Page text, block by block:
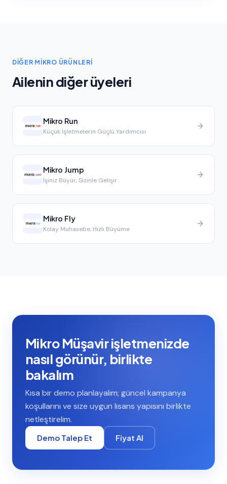
DIĞER MIKRO ÜRÜNLERI
Ailenin diğer üyeleri
Mikro Run
Küçük İşletmelerin Güçlü Yardımcısı
Mikro Jump
İşiniz Büyür, Sizinle Gelişir.
Mikro Fly
Kolay Muhasebe, Hızlı Büyüme
Mikro Müşavir işletmenizde
nasıl görünür, birlikte
bakalım
Kısa bir demo planlayalım; güncel kampanya
koşullarını ve size uygun lisans yapısını birlikte
netleştirelim.
Demo Talep Et Fiyat Al